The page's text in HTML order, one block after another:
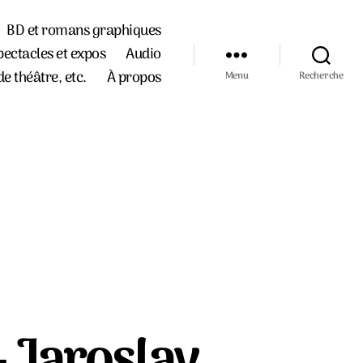
BD et romans graphiques
et expos
Audio
théâtre, etc.
À propos Menu Recherche